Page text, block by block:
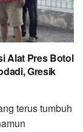
Alat Pres Botol
Gresik
terus tumbuh